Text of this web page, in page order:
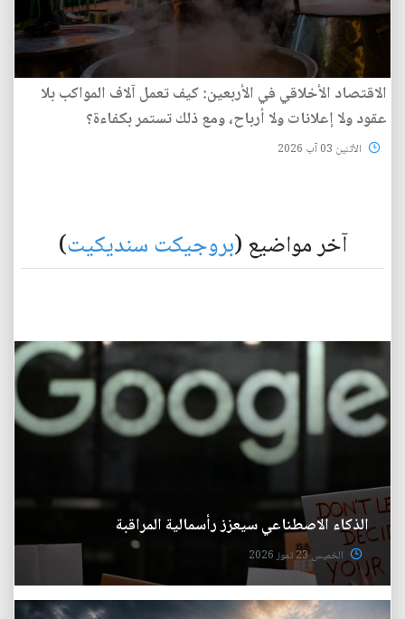
الاقتصاد الأخلاقي في الأربعين: كيف تعمل آلاف المواكب بلا
عقود ولا إعلانات ولا أرباح، ومع ذلك تستمر بكفاءة؟
الأثنين 03 آب 2026
آخر مواضيع (بروجيكت سنديكيت)
الذكاء الاصطناعي سيعزز رأسمالية المراقبة
الخميس 23 تموز 2026